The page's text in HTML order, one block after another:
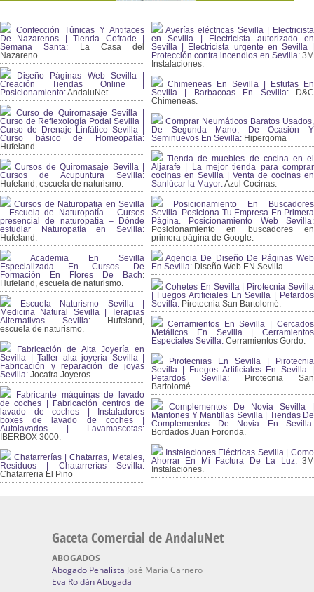
Confección Túnicas Y Antifaces
De Nazarenos | Tienda Cofrade |
Semana Santa: La Casa del
Nazareno.
Diseño Páginas Web Sevilla |
Creación Tiendas Online |
Posicionamiento:AndaluNet
Curso de Quiromasaje Sevilla |
Curso de Reflexología Podal Sevilla |
Curso de Drenaje Linfático Sevilla |
Curso básico de Homeopatía:
Hufeland
Cursos de Quiromasaje Sevilla |
Cursos de Acupuntura Sevilla:
Hufeland, escuela de naturismo.
Cursos de Naturopatia en Sevilla
– Escuela de Naturopatía – Cursos
presencial de naturopatía – Dónde
estudiar Naturopatía en Sevilla:
Hufeland.
Academia En Sevilla
Especializada En Cursos De
Formación En Flores De Bach:
Hufeland, escuela de naturismo.
Escuela Naturismo Sevilla |
Medicina Natural Sevilla | Terapias
Alternativas Sevilla: Hufeland,
escuela de naturismo.
Fabricación de Alta Joyería en
Sevilla | Taller alta joyería Sevilla |
Fabricación y reparación de joyas
Sevilla: Jocafra Joyeros.
Fabricante máquinas de lavado
de coches | Fabricación centros de
lavado de coches | Instaladores
boxes de lavado de coches |
Autolavados | Lavamascotas:
IBERBOX 3000.
Chatarrerías | Chatarras, Metales,
Residuos | Chatarrerías Sevilla:
Chatarreria El Pino
Averías eléctricas Sevilla | Electricista
en Sevilla | Electricista autorizado en
Sevilla | Electricista urgente en Sevilla |
Protección contra incendios en Sevilla:3M
Instalaciones.
Chimeneas En Sevilla | Estufas En
Sevilla | Barbacoas En Sevilla:D&C
Chimeneas.
Comprar Neumáticos Baratos Usados,
De Segunda Mano, De Ocasión Y
Seminuevos En Sevilla: Hipergoma
Tienda de muebles de cocina en el
Aljarafe | La mejor tienda para comprar
cocinas en Sevilla | Venta de cocinas en
Sanlúcar la Mayor:Azul Cocinas.
Posicionamiento En Buscadores
Sevilla. Posiciona Tu Empresa En Primera
Página. Posicionamiento Web Sevilla:
Posicionamiento en buscadores en
primera página de Google.
Agencia De Diseño De Páginas Web
En Sevilla: Diseño Web EN Sevilla.
Cohetes En Sevilla | Pirotecnia Sevilla
| Fuegos Artificiales En Sevilla | Petardos
Sevilla: Pirotecnia San Bartolomé.
Cerramientos En Sevilla | Cercados
Metálicos En Sevilla | Cerramientos
Especiales Sevilla: Cerramientos Gordo.
Pirotecnias En Sevilla | Pirotecnia
Sevilla | Fuegos Artificiales En Sevilla |
Petardos Sevilla: Pirotecnia San
Bartolomé.
Complementos De Novia Sevilla |
Mantones Y Mantillas Sevilla | Tiendas De
Complementos De Novia En Sevilla:
Bordados Juan Foronda.
Instalaciones Eléctricas Sevilla | Como
Ahorrar En Mi Factura De La Luz:3M
Instalaciones.
Gaceta Comercial de AndaluNet
ABOGADOS
Abogado Penalista José María Carnero
Eva Roldán Abogada